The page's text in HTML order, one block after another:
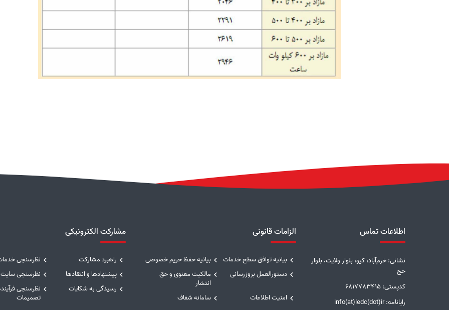
اطلاعات تماس
نشانی: خرم‌آباد، کیو، بلوار ولایت، بلوار
حج
کدپستی: 6817783415
رایانامه: info(at)ledc(dot)ir
الزامات قانونی
بیانیه توافق سطح خدمات
بیانیه حفظ حریم خصوصی
دستورالعمل بروزرسانی
مالکیت معنوی و حق
انتشار
امنیت اطلاعات
سامانه شفاف
مشارکت الکترونیکی
راهبرد مشارکت
نظرسنجی
پیشنهادها و انتقادها
نظرسنجی سایت
رسیدگی به شکایات
نظرسنجی
تصمیمات